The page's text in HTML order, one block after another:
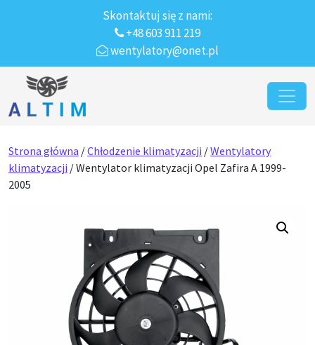
Skontaktuj się z nami:
+48 603 911 219
wentylatory@onet.pl
Przejdź do treści
Main Navigation
Strona główna /Chłodzenie klimatyzacji /Wentylatory
klimatyzacji / Wentylator klimatyzacji Opel Zafira A 1999-
2005